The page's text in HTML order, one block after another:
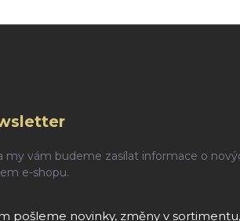
my vám budeme zasílat informace o
e-shopu.
pošleme novinky, změny v